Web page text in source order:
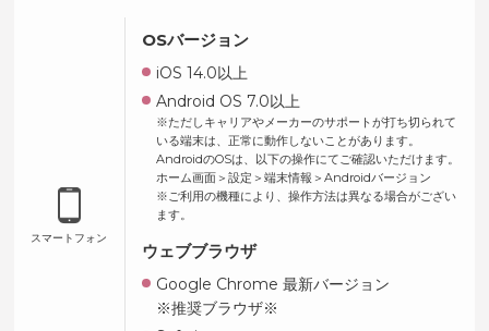
スマートフォン
OSバージョン
iOS 14.0以上
Android OS 7.0以上
※ただしキャリアやメーカーのサポートが打ち切られて
いる端末は、正常に動作しないことがあります。
AndroidのOSは、以下の操作にてご確認いただけます。
ホーム画面＞設定＞端末情報＞Androidバージョン
※ご利用の機種により、操作方法は異なる場合がござい
ます。
ウェブブラウザ
Google Chrome 最新バージョン
※推奨ブラウザ※